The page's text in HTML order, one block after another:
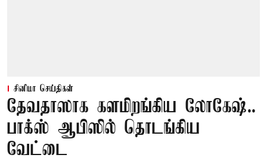
சினிமா செய்திகள்
தேவதாஸாக களமிறங்கிய லோகேஷ்..
பாக்ஸ் ஆபிஸில் தொடங்கிய
வேட்டை